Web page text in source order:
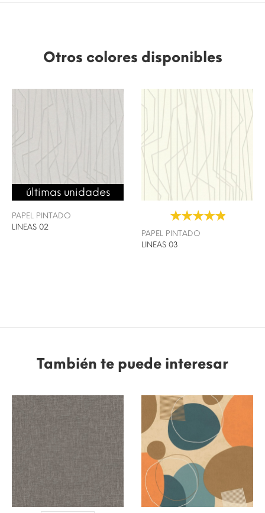
Otros colores disponibles
últimas unidades
PAPEL PINTADO
LINEAS 02
PAPEL PINTADO
LINEAS 03
También te puede interesar